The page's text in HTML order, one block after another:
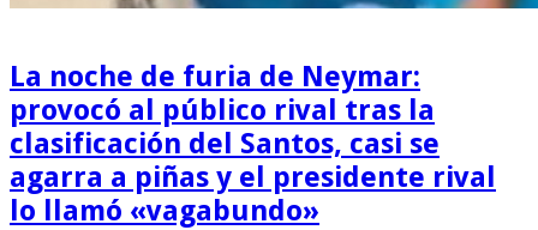
La noche de furia de Neymar:
provocó al público rival tras la
clasificación del Santos, casi se
agarra a piñas y el presidente rival
lo llamó «vagabundo»